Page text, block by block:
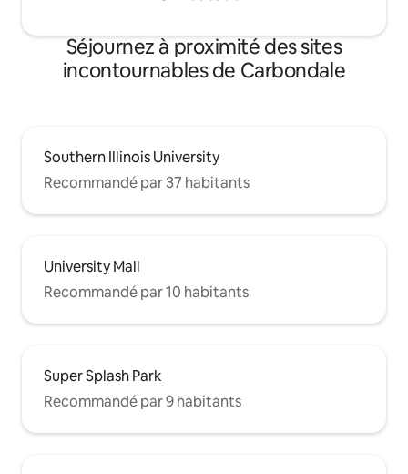
Séjournez à proximité des sites
incontournables de Carbondale
Southern Illinois University
Recommandé par 37 habitants
University Mall
Recommandé par 10 habitants
Super Splash Park
Recommandé par 9 habitants